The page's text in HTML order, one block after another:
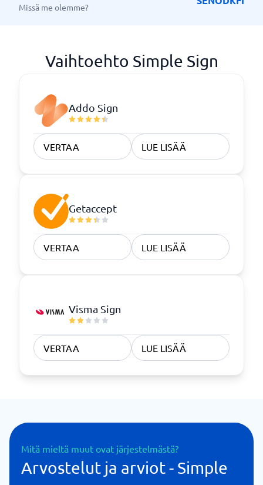
Missä me olemme?
Vaihtoehto Simple Sign
Addo Sign
VERTAA LUE LISÄÄ
Getaccept
VERTAA LUE LISÄÄ
Visma Sign
VERTAA LUE LISÄÄ
Mitä mieltä muut ovat järjestelmästä?
Arvostelut ja arviot - Simple